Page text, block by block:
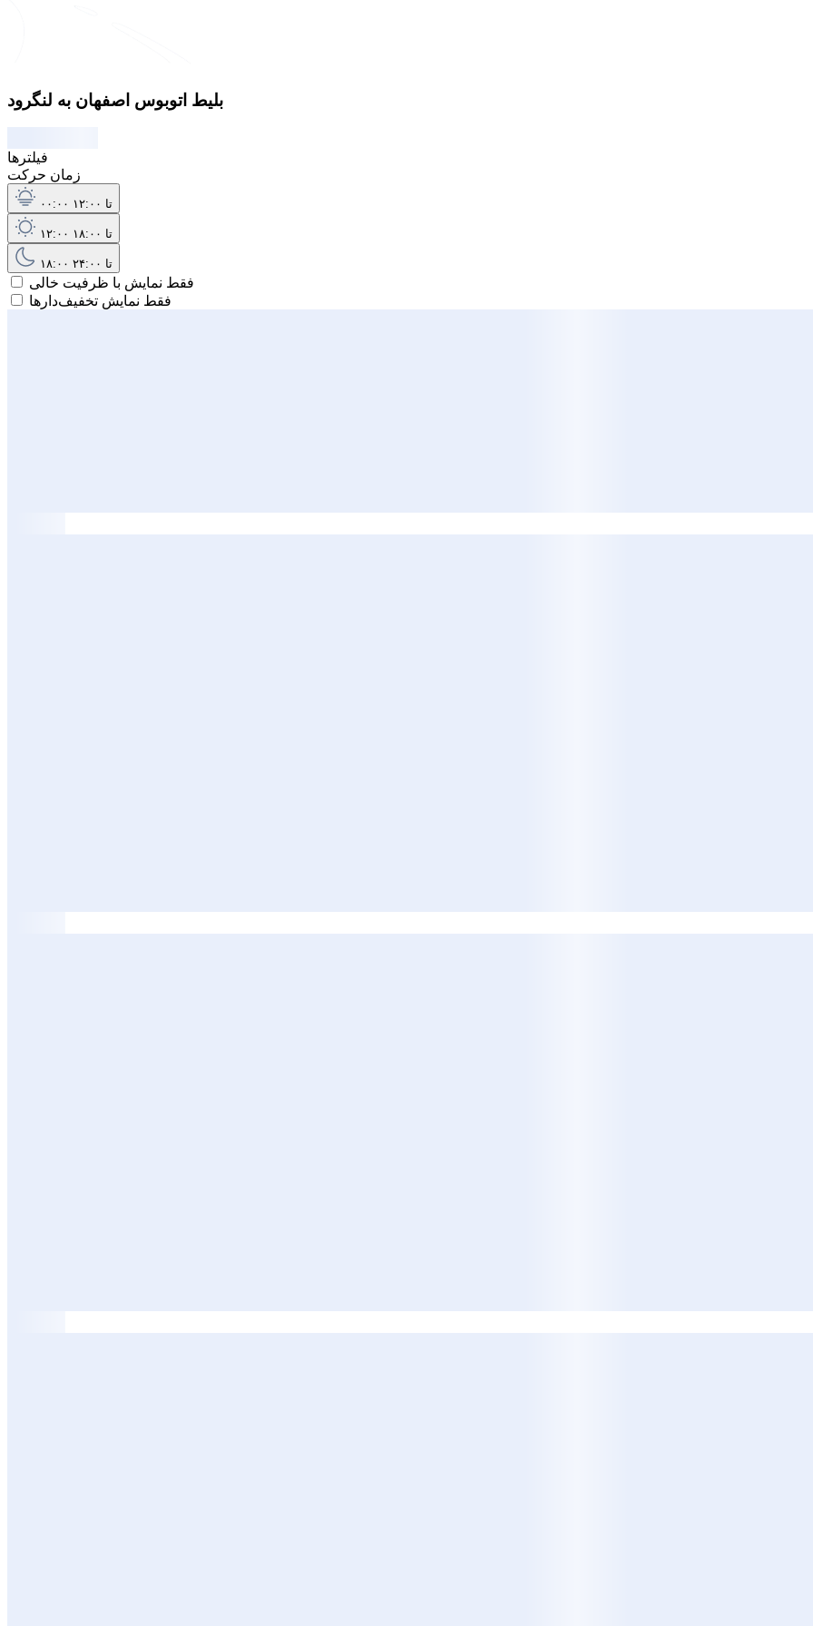
بلیط اتوبوس اصفهان به لنگرود
فیلترها
زمان حرکت
۰۰:۰۰ تا ۱۲:۰۰
۱۲:۰۰ تا ۱۸:۰۰
۱۸:۰۰ تا ۲۴:۰۰
فقط نمایش با ظرفیت خالی
فقط نمایش تخفیف‌دارها